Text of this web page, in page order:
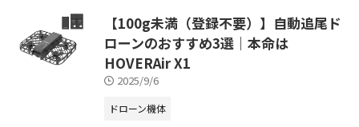
【100g未満（登録不要）】自動追尾ド
ローンのおすすめ3選｜本命は
HOVERAir X1
2025/9/6
ドローン機体